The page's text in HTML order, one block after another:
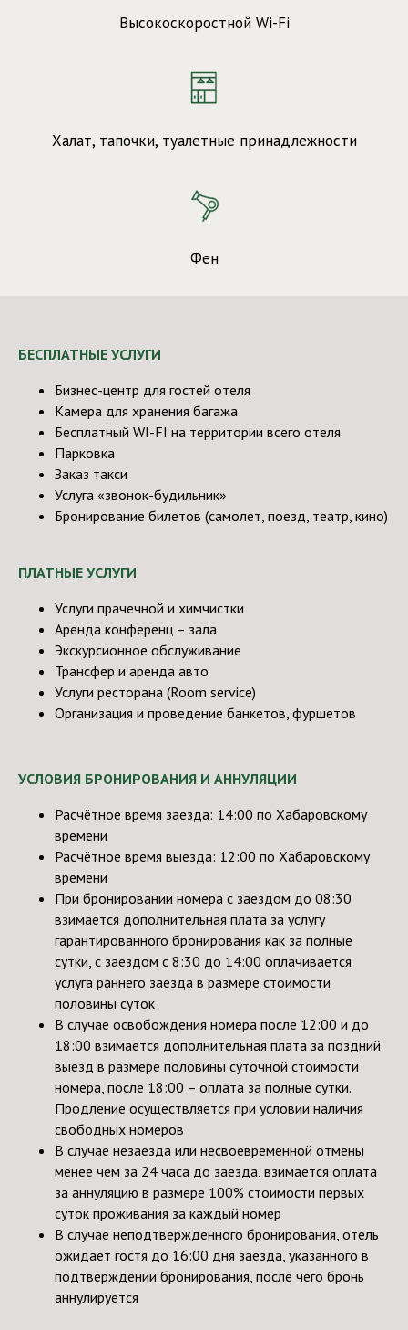
Высокоскоростной Wi-Fi
Халат, тапочки, туалетные принадлежности
Фен
БЕСПЛАТНЫЕ УСЛУГИ
Бизнес-центр для гостей отеля
Камера для хранения багажа
Бесплатный WI-FI на территории всего отеля
Парковка
Заказ такси
Услуга «звонок-будильник»
Бронирование билетов (самолет, поезд, театр, кино)
ПЛАТНЫЕ УСЛУГИ
Услуги прачечной и химчистки
Аренда конференц – зала
Экскурсионное обслуживание
Трансфер и аренда авто
Услуги ресторана (Room service)
Организация и проведение банкетов, фуршетов
УСЛОВИЯ БРОНИРОВАНИЯ И АННУЛЯЦИИ
Расчётное время заезда: 14:00 по Хабаровскому
времени
Расчётное время выезда: 12:00 по Хабаровскому
времени
При бронировании номера с заездом до 08:30
взимается дополнительная плата за услугу
гарантированного бронирования как за полные
сутки, с заездом с 8:30 до 14:00 оплачивается
услуга раннего заезда в размере стоимости
половины суток
В случае освобождения номера после 12:00 и до
18:00 взимается дополнительная плата за поздний
выезд в размере половины суточной стоимости
номера, после 18:00 – оплата за полные сутки.
Продление осуществляется при условии наличия
свободных номеров
В случае незаезда или несвоевременной отмены
менее чем за 24 часа до заезда, взимается оплата
за аннуляцию в размере 100% стоимости первых
суток проживания за каждый номер
В случае неподтвержденного бронирования, отель
ожидает гостя до 16:00 дня заезда, указанного в
подтверждении бронирования, после чего бронь
аннулируется